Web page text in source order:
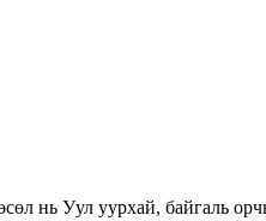
нь Уул уурхай, байгаль